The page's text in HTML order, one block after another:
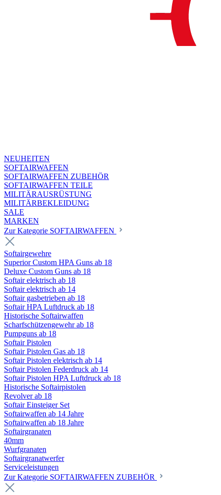
NEUHEITEN
SOFTAIRWAFFEN
SOFTAIRWAFFEN ZUBEHÖR
SOFTAIRWAFFEN TEILE
MILITÄRAUSRÜSTUNG
MILITÄRBEKLEIDUNG
SALE
MARKEN
Zur Kategorie SOFTAIRWAFFEN
Softairgewehre
Superior Custom HPA Guns ab 18
Deluxe Custom Guns ab 18
Softair elektrisch ab 18
Softair elektrisch ab 14
Softair gasbetrieben ab 18
Softair HPA Luftdruck ab 18
Historische Softairwaffen
Scharfschützengewehr ab 18
Pumpguns ab 18
Softair Pistolen
Softair Pistolen Gas ab 18
Softair Pistolen elektrisch ab 14
Softair Pistolen Federdruck ab 14
Softair Pistolen HPA Luftdruck ab 18
Historische Softairpistolen
Revolver ab 18
Softair Einsteiger Set
Softairwaffen ab 14 Jahre
Softairwaffen ab 18 Jahre
Softairgranaten
40mm
Wurfgranaten
Softairgranatwerfer
Serviceleistungen
Zur Kategorie SOFTAIRWAFFEN ZUBEHÖR